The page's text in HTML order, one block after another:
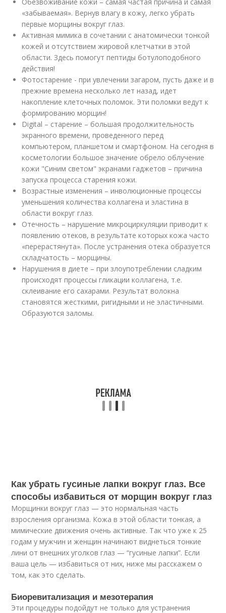
«забываемая». Вернув влагу в кожу, легко убрать
первые морщины вокруг глаз.
Активная мимика в сочетании с анатомически тонкой
кожей и отсутствием жировой клетчатки в этой
области. Здесь помогут пептиды ботулоподобного
действия!
Фотостарение - при увлечении загаром, пусть даже и в
прежние времена несколько лет назад, идет
накопление клеточных поломок. Эти поломки ведут к
формированию морщин!
Digital – старение – большая продолжительность
экранного времени, проведенного перед
компьютером, планшетом и смартфоном. На сегодня в
косметологии большое значение обрело облучение
кожи "Синим светом" экранами гаджетов – причина
запуска процесса старения кожи.
Возрастные изменения – инволюционные процессы
уменьшения количества коллагена и эластина в
области вокруг глаз.
Отечность – нарушение микроциркуляции приводит к
появлению отеков, в результате которых кожа часто
«перерастянута». После устранения отека образуется
складчатость – морщины.
Нарушения в диете – при злоупотреблении сладким
происходят процессы гликации коллагена, т.е.
склеивание его сахарами. Результат волокна
становятся жесткими, ригидными и не эластичными.
Образуются заломы.
Как убрать гусиные лапки вокруг глаз. Все
способы избавиться от морщин вокруг глаз
Морщинки вокруг глаз — это нормальная часть
взросления организма. Кожа в этой области тонкая, а
мимические движения очень активные. Так что уже к 25
годам у мужчин и женщин начинают виднеться тонкие
лини от внешних уголков глаз — “гусиные лапки”. Если
ваша цель — избавиться от них, ниже мы расскажем о
том, как это сделать.
Биоревитализация и мезотерапия
Эти процедуры подойдут не только для устранения